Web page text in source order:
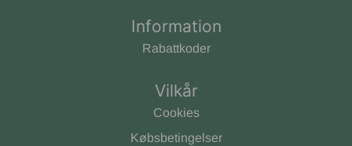
Information
Rabattkoder
Vilkår
Cookies
Købsbetingelser